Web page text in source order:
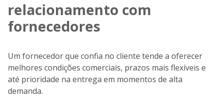
relacionamento com
fornecedores
Um fornecedor que confia no cliente tende a oferecer
melhores condições comerciais, prazos mais flexíveis e
até prioridade na entrega em momentos de alta
demanda.